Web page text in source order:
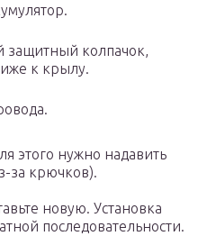
защитный колпачок,
к крылу.
этого нужно надавить
за крючков).
новую. Установка
последовательности.